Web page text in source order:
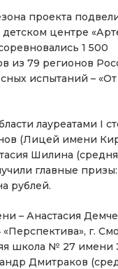
проекта
центре
1 500
из 79 регионов
испытаний –
лауреатами I
(Лицей имени
Шилина
главные
рублей.
– Анастасия
г.
школа № 27 имени
Дмитраков